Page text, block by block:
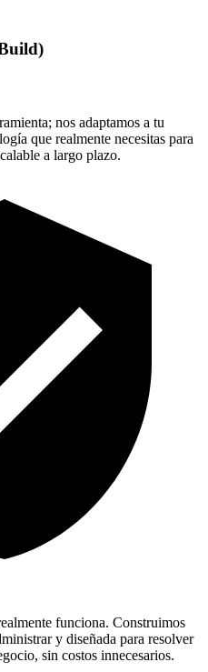
nos adaptamos a tu
que realmente necesitas para
a largo plazo.
funciona. Construimos
y diseñada para resolver
sin costos innecesarios.